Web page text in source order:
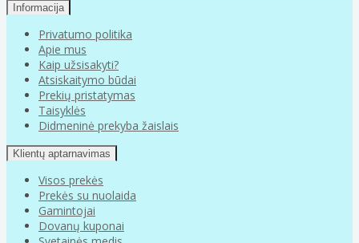
Informacija
Privatumo politika
Apie mus
Kaip užsisakyti?
Atsiskaitymo būdai
Prekių pristatymas
Taisyklės
Didmeninė prekyba žaislais
Klientų aptarnavimas
Visos prekės
Prekės su nuolaida
Gamintojai
Dovanų kuponai